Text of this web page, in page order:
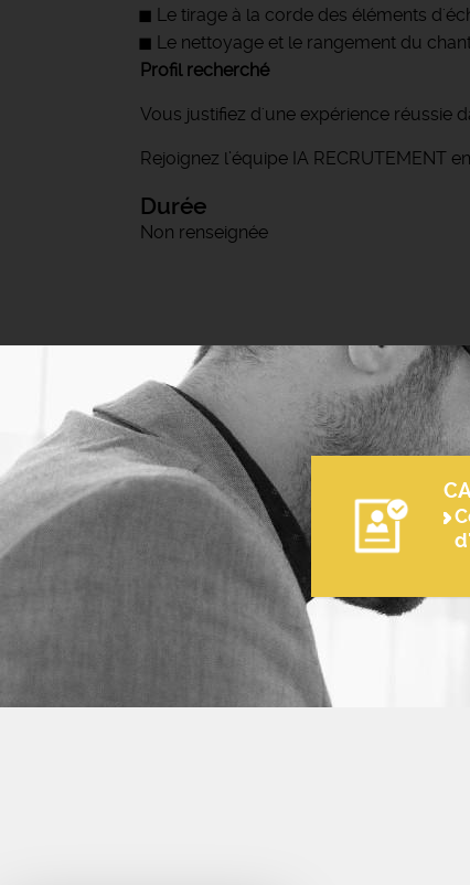
Le tirage à la corde des éléments
Le nettoyage et le rangement du
Profil recherché
Vous justifiez d'une expérience réussie
Rejoignez l’équipe IA RECRUTEMENT
Durée
Non renseignée